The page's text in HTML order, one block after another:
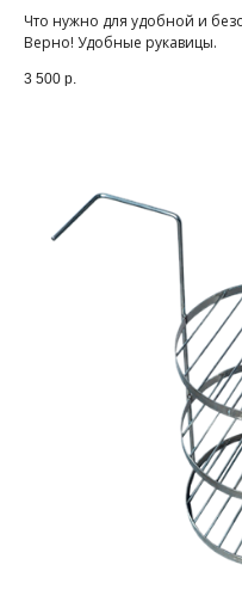
Что нужно для удобной и
Верно! Удобные рукавицы.
3 500 р.